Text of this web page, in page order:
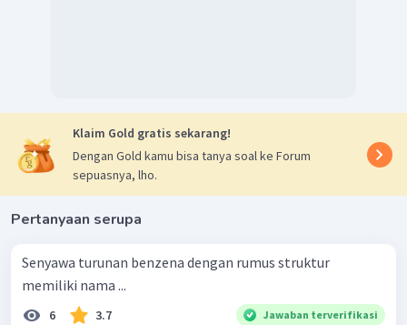
Klaim Gold gratis sekarang!
Dengan Gold kamu bisa tanya soal ke Forum
sepuasnya, lho.
Pertanyaan serupa
Senyawa turunan benzena dengan rumus struktur
memiliki nama ...
6 3.7 Jawaban terverifikasi